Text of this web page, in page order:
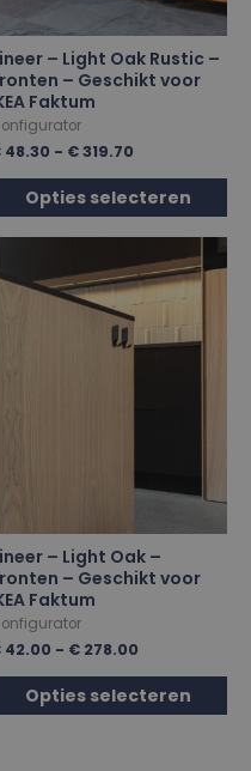
– Light Oak Rustic –
– Geschikt voor
Faktum
48.30 - €319.70
Opties selecteren
– Light Oak –
– Geschikt voor
Faktum
42.00 - € 278.00
Opties selecteren